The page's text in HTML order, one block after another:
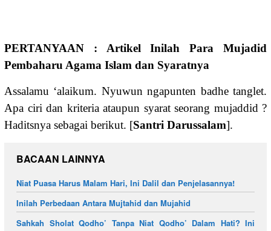
PERTANYAAN : Artikel Inilah Para Mujadid
Pembaharu Agama Islam dan Syaratnya
Assalamu ‘alaikum. Nyuwun ngapunten badhe tanglet.
Apa ciri dan kriteria ataupun syarat seorang mujaddid ?
Haditsnya sebagai berikut. [Santri Darussalam].
BACAAN LAINNYA
Niat Puasa Harus Malam Hari, Ini Dalil dan Penjelasannya!
Inilah Perbedaan Antara Mujtahid dan Mujahid
Sahkah Sholat Qodho’ Tanpa Niat Qodho’ Dalam Hati? Ini